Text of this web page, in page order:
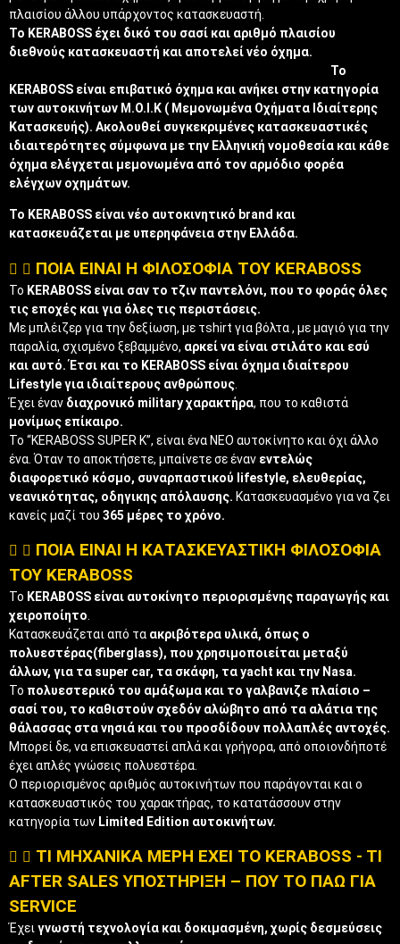
πλαισίου άλλου υπάρχοντος κατασκευαστή.
Το KERABOSS έχει δικό του σασί και αριθμό πλαισίου
διεθνούς κατασκευαστή και αποτελεί νέο όχημα.
Το
KERABOSS είναι επιβατικό όχημα και ανήκει στην κατηγορία
των αυτοκινήτων Μ.Ο.Ι.Κ ( Μεμονωμένα Οχήματα Ιδιαίτερης
Κατασκευής). Ακολουθεί συγκεκριμένες κατασκευαστικές
ιδιαιτερότητες σύμφωνα με την Ελληνική νομοθεσία και κάθε
όχημα ελέγχεται μεμονωμένα από τον αρμόδιο φορέα
ελέγχων οχημάτων.
Το KERABOSS είναι νέο αυτοκινητικό brand και
κατασκευάζεται με υπερηφάνεια στην Ελλάδα.
ΠΟΙΑ ΕΙΝΑΙ Η ΦΙΛΟΣΟΦΙΑ ΤΟΥ KERABOSS
Το KERABOSS είναι σαν το τζιν παντελόνι, που το φοράς όλες
τις εποχές και για όλες τις περιστάσεις.
Με μπλέιζερ για την δεξίωση, με τshirt για βόλτα , με μαγιό για την
παραλία, σχισμένο ξεβαμμένο, αρκεί να είναι στιλάτο και εσύ
και αυτό. Έτσι και το KERABOSS είναι όχημα ιδιαίτερου
Lifestyle για ιδιαίτερους ανθρώπους
Έχει έναν διαχρονικό military χαρακτήρα, που το καθιστά
μονίμως επίκαιρο.
Το “KERABOSS SUPER K”, είναι ένα ΝΕΟ αυτοκίνητο και όχι άλλο
ένα. Όταν το αποκτήσετε, μπαίνετε σε έναν εντελώς
διαφορετικό κόσμο, συναρπαστικού lifestyle, ελευθερίας,
νεανικότητας, οδηγικης απόλαυσης. Κατασκευασμένο για να ζει
κανείς μαζί του 365 μέρες το χρόνο.
ΠΟΙΑ ΕΙΝΑΙ Η ΚΑΤΑΣΚΕΥΑΣΤΙΚΗ ΦΙΛΟΣΟΦΙΑ
ΤΟΥ KERABOSS
Το KERABOSS είναι αυτοκίνητο περιορισμένης παραγωγής και
χειροποίητο
Κατασκευάζεται από τα ακριβότερα υλικά, όπως ο
πολυεστέρας(fiberglass), που χρησιμοποιείται μεταξύ
άλλων, για τα super car, τα σκάφη, τα yacht και την Nasa.
Το πολυεστερικό του αμάξωμα και το γαλβανιζε πλαίσιο –
σασί του, το καθιστούν σχεδόν αλώβητο από τα αλάτια της
θάλασσας στα νησιά και του προσδίδουν πολλαπλές αντοχές.
Μπορεί δε, να επισκευαστεί απλά και γρήγορα, από οποιονδήποτέ
έχει απλές γνώσεις πολυεστέρα.
Ο περιορισμένος αριθμός αυτοκινήτων που παράγονται και ο
κατασκευαστικός του χαρακτήρας, το κατατάσσουν στην
κατηγορία των Limited Edition αυτοκινήτων.
ΤΙ ΜΗΧΑΝΙΚΑ ΜΕΡΗ ΕΧΕΙ ΤΟ KERABOSS - TI
AFTER SALES ΥΠΟΣΤΗΡΙΞΗ – ΠΟΥ ΤΟ ΠΑΩ ΓΙΑ
SERVICE
Έχειγνωστή τεχνολογία και δοκιμασμένη, χωρίς δεσμεύσεις